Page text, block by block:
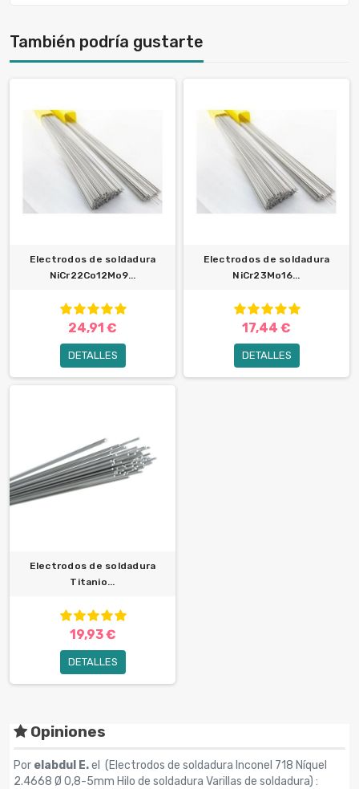
También podría gustarte
Electrodos de soldadura
NiCr22Co12Mo9...
24,91 €
DETALLES
Electrodos de soldadura
NiCr23Mo16...
17,44 €
DETALLES
Electrodos de soldadura
Titanio...
19,93 €
DETALLES
Opiniones
Por elabdul E.el (Electrodos de soldadura Inconel 718 Níquel
2.4668 Ø 0,8-5mm Hilo de soldadura Varillas de soldadura) :